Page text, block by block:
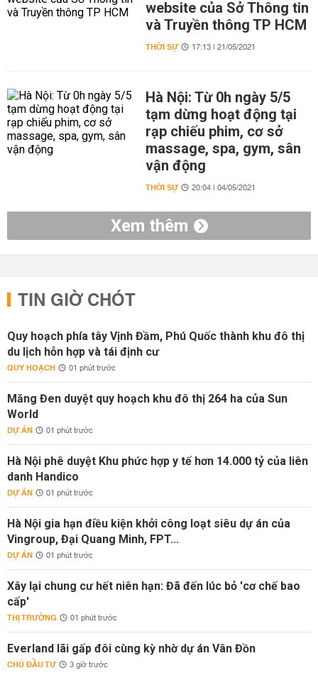
website của Sở Thông tin
và Truyền thông TP HCM
THỜI SỰ 17:13 | 21/05/2021
Hà Nội: Từ 0h ngày 5/5
tạm dừng hoạt động tại
rạp chiếu phim, cơ sở
massage, spa, gym, sân
vận động
THỜI SỰ 20:04 | 04/05/2021
Xem thêm
TIN GIỜ CHÓT
Quy hoạch phía tây Vịnh Đầm, Phú Quốc thành khu đô thị
du lịch hỗn hợp và tái định cư
QUY HOẠCH 01 phút trước
Măng Đen duyệt quy hoạch khu đô thị 264 ha của Sun
World
DỰ ÁN 01 phút trước
Hà Nội phê duyệt Khu phức hợp y tế hơn 14.000 tỷ của liên
danh Handico
DỰ ÁN 01 phút trước
Hà Nội gia hạn điều kiện khởi công loạt siêu dự án của
Vingroup, Đại Quang Minh, FPT...
DỰ ÁN 01 phút trước
Xây lại chung cư hết niên hạn: Đã đến lúc bỏ 'cơ chế bao
cấp'
THỊ TRƯỜNG 01 phút trước
Everland lãi gấp đôi cùng kỳ nhờ dự án Vân Đồn
CHỦ ĐẦU TƯ 3 giờ trước